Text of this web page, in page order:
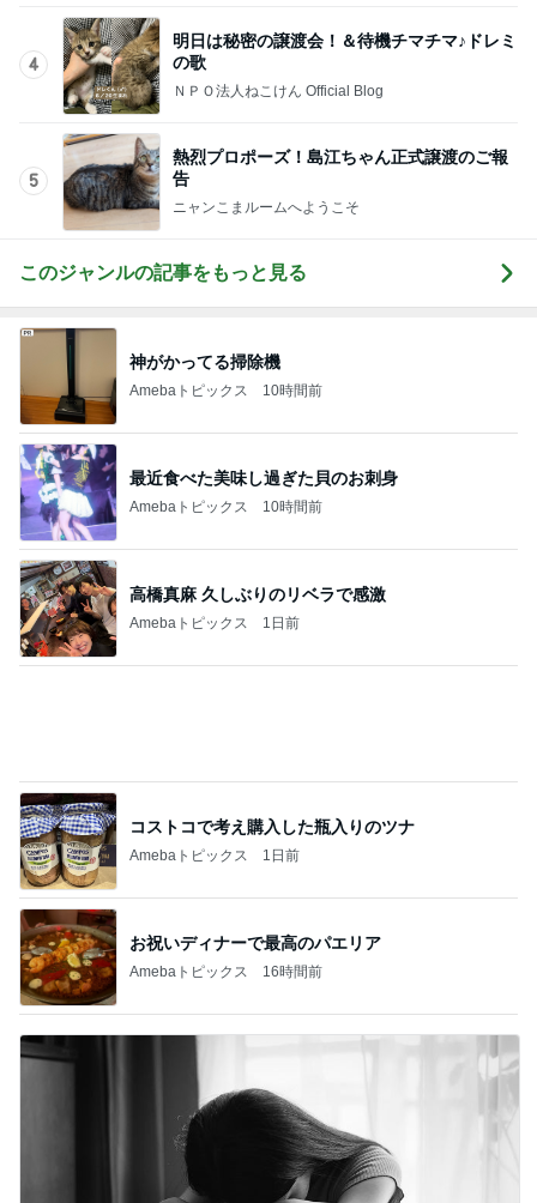
5
熱烈プロポーズ！島江ちゃん正式譲渡のご報
告
ニャンこまルームへようこそ
このジャンルの記事をもっと見る
Amebaトピックス 10時間前
最近食べた美味し過ぎた貝のお刺身
Amebaトピックス 10時間前
高橋真麻 久しぶりのリベラで感激
Amebaトピックス 1日前
コストコで考え購入した瓶入りのツナ
Amebaトピックス 1日前
彼氏がいるのにやらかした飲み会
記事を読む